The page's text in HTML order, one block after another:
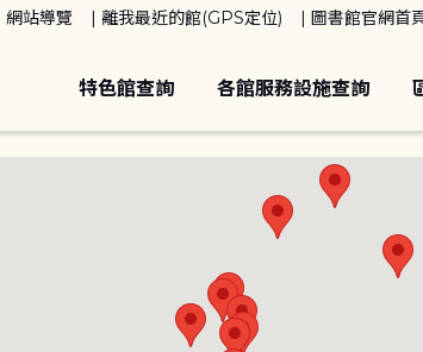
網站導覽 離我最近的館(GPS定位) 圖書館官網首
特色館查詢 各館服務設施查詢